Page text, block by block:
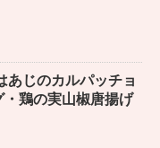
あじのカルパッチョ
鶏の実山椒唐揚げ